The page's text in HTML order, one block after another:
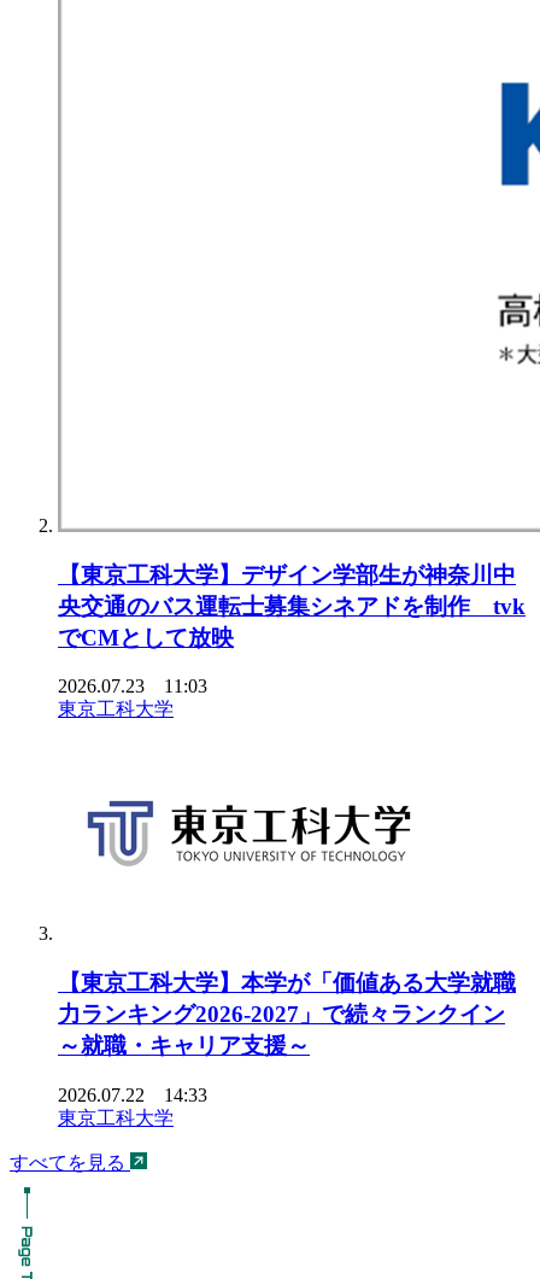
【東京⼯科⼤学】デザイン学部⽣が神奈川中
央交通のバス運転⼠募集シネアドを制作 tvk
でCMとして放映
2026.07.23 11:03
東京工科大学
【東京工科大学】本学が「価値ある大学就職
力ランキング2026-2027」で続々ランクイン
～就職・キャリア支援～
2026.07.22 14:33
東京工科大学
すべてを見る